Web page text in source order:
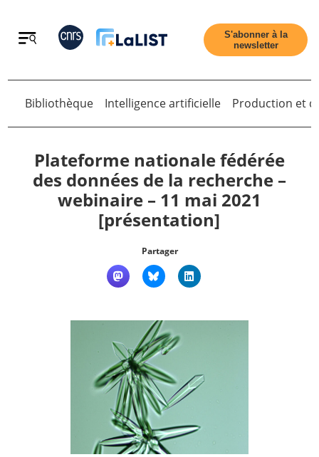
Retour
Qui sommes nous ?
S'abonner à la
newsletter
Retour
Bibliothèque Intelligence artificielle Production et
Plateforme nationale fédérée
des données de la recherche –
webinaire – 11 mai 2021
[présentation]
Partager